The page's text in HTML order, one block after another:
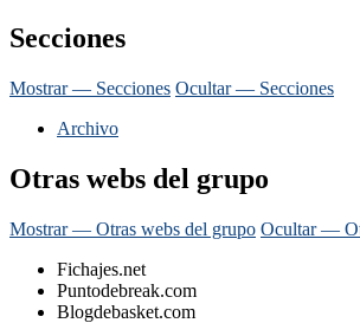
Secciones
Mostrar — Secciones Ocultar — Secciones
Archivo
Otras webs del grupo
Mostrar — Otras webs del grupo Ocultar —
Fichajes.net
Puntodebreak.com
Blogdebasket.com